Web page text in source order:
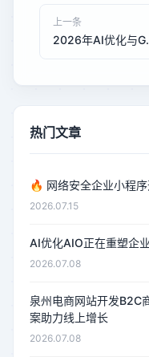
上一条
2026年AI优化与
热门文章
🔥 网络安全企业小程
2026.07.15
AI优化AIO正在重塑企
2026.07.08
泉州电商网站开发B2C
案助力线上增长
2026.07.08